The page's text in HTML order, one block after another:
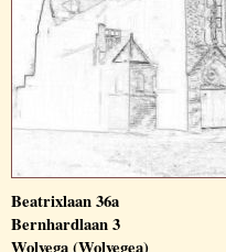
Beatrixlaan 36a
Bernhardlaan 3
Wolvega (Wolvegea)